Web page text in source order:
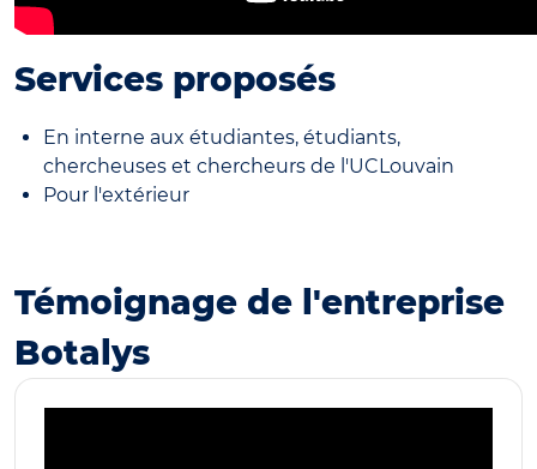
Services proposés
En interne aux étudiantes, étudiants,
chercheuses et chercheurs de l'UCLouvain
Pour l'extérieur
Témoignage de l'entreprise
Botalys